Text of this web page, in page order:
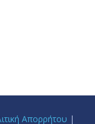
Απορρήτου |